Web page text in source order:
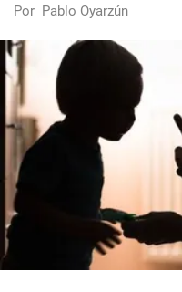
Por Pablo Oyarzún